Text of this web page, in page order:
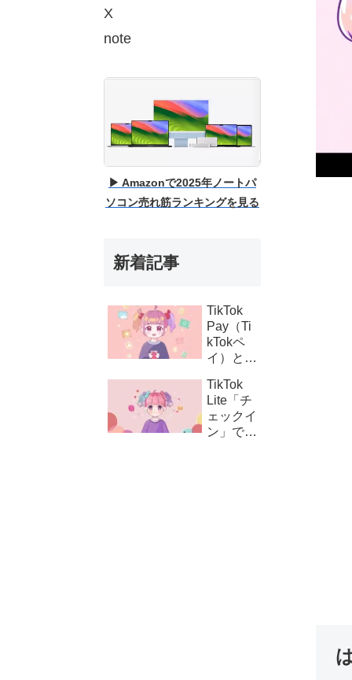
X
note
▶ Amazonで2025年ノートパ
ソコン売れ筋ランキングを見る
新着記事
TikTok
Pay（Ti
kTokペ
イ）と
い設定の
方法とコ
イン購
入・課金
TikTok
Lite「チ
ェックイ
ン」でき